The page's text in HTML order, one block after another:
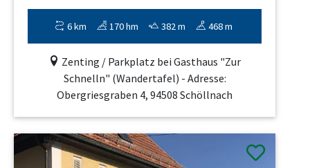
6 km 170 hm 382 m 468 m
Zenting / Parkplatz bei Gasthaus "Zur
Schnelln" (Wandertafel) - Adresse:
Obergriesgraben 4, 94508 Schöllnach